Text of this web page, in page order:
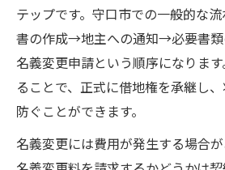
テップです。守口市での一般的な
書の作成→地主への通知→必要書
名義変更申請という順序になりま
ることで、正式に借地権を承継し
防ぐことができます。
名義変更には費用が発生する場合